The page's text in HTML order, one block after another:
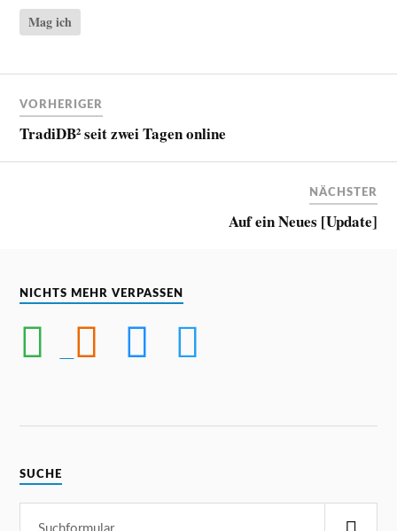
Mag ich
VORHERIGER
TradiDB² seit zwei Tagen online
NÄCHSTER
Auf ein Neues [Update]
NICHTS MEHR VERPASSEN
SUCHE